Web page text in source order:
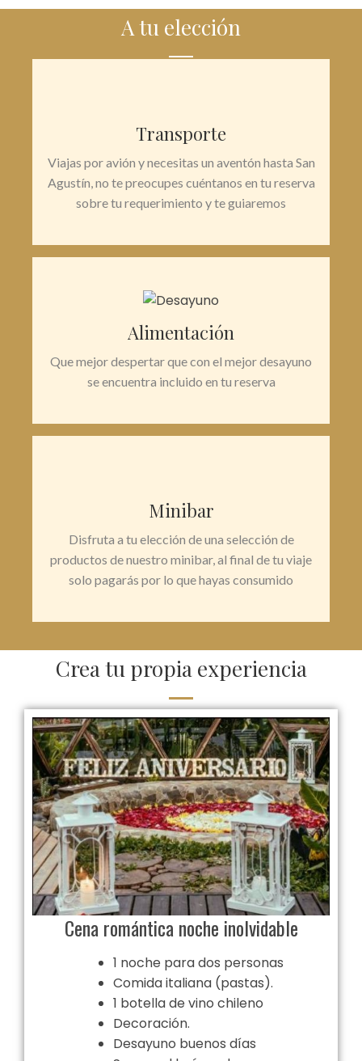
A tu elección
Transporte
Viajas por avión y necesitas un aventón hasta San
Agustín, no te preocupes cuéntanos en tu reserva
sobre tu requerimiento y te guiaremos
Alimentación
Que mejor despertar que con el mejor desayuno
se encuentra incluido en tu reserva
Minibar
Disfruta a tu elección de una selección de
productos de nuestro minibar, al final de tu viaje
solo pagarás por lo que hayas consumido
Crea tu propia experiencia
Cena romántica noche inolvidable
1 noche para dos personas
Comida italiana (pastas).
1 botella de vino chileno
Decoración.
Desayuno buenos días